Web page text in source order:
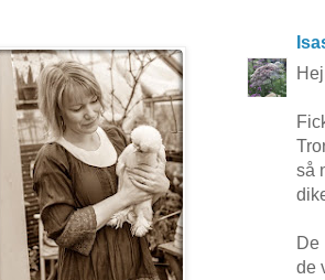
så
De
de